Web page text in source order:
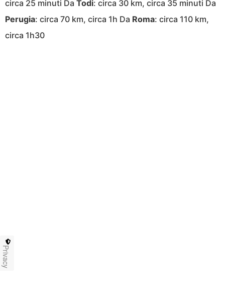
circa 25 minuti Da Todi: circa 30 km, circa 35 minuti Da
Perugia: circa 70 km, circa 1h Da Roma: circa 110 km,
circa 1h30
Privacy